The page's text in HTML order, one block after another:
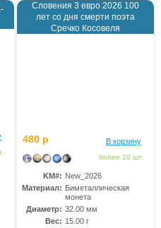
Словения 3 евро 2026 100
лет со дня смерти поэта
Сречко Косовеля
480 р В корзину
более 10 шт.
KM#: New_2026
Материал: Биметаллическая
монета
Диаметр: 32.00 мм
Вес: 15.00 г